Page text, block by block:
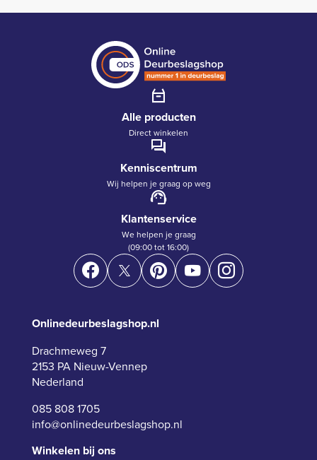
Alle producten
Direct winkelen
Kenniscentrum
Wij helpen je graag op weg
Klantenservice
We helpen je graag
(09:00 tot 16:00)
Onlinedeurbeslagshop.nl
Drachmeweg 7
2153 PA Nieuw-Vennep
Nederland
085 808 1705
info@onlinedeurbeslagshop.nl
Winkelen bij ons